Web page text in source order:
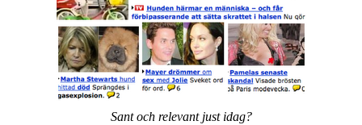
Sant och relevant just idag?